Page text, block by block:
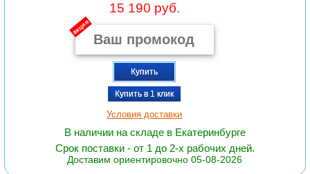
15 190 руб.
акция
Купить
Купить в 1 клик
Условия доставки
В наличии на складе в Екатеринбурге
Срок поставки - от 1 до 2-х рабочих дней.
Доставим ориентировочно 05-08-2026